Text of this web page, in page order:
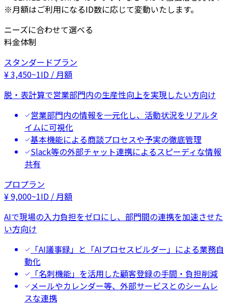
※月額はご利用になるID数に応じて変動いたします。
ニーズに合わせて選べる
料金体制
スタンダードプラン
¥3,450~1ID / 月額
脱・表計算で営業部門内の生産性向上を実現したい方向け
営業部門内の情報を一元化し、活動状況をリアルタ
イムに可視化
基本機能による商談プロセスや予実の徹底管理
Slack等の外部チャット連携によるスピーディな情報
共有
プロプラン
¥9,000~1ID / 月額
AIで現場の入力負担をゼロにし、部門間の連携を加速させた
い方向け
「AI議事録」と「AIプロセスビルダー」による業務自
動化
「名刺機能」を活用した顧客登録の手間・負担削減
メールやカレンダー等、外部サービスとのシームレ
スな連携